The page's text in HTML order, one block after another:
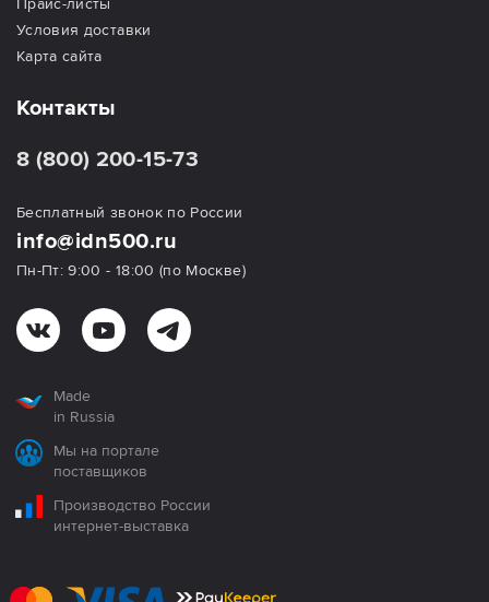
Прайс-листы
Условия доставки
Карта сайта
Контакты
8 (800) 200-15-73
Бесплатный звонок по России
info@idn500.ru
Пн-Пт: 9:00 - 18:00 (по Москве)
Made
in Russia
Мы на портале
поставщиков
Производство России
интернет-выставка